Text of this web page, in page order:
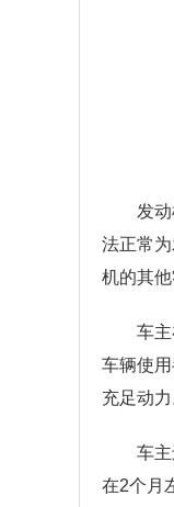
发
法正常
机的其他
车
车辆使
充足动力
车
在2个月